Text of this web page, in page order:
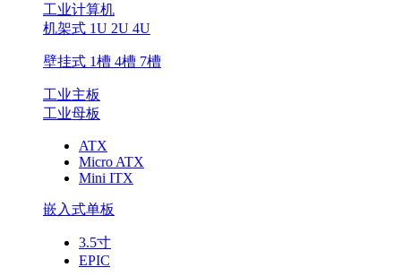
工业计算机
机架式 1U 2U 4U
壁挂式 1槽 4槽 7槽
工业主板
工业母板
ATX
Micro ATX
Mini ITX
嵌入式单板
3.5寸
EPIC